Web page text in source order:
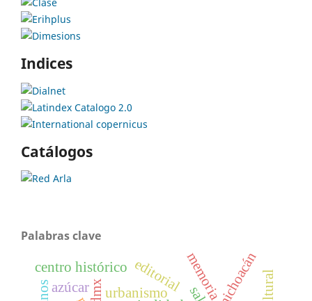
Indices
Catálogos
Palabras clave
urbanismo
editorial
azúcar michoacán
centro histórico memoria